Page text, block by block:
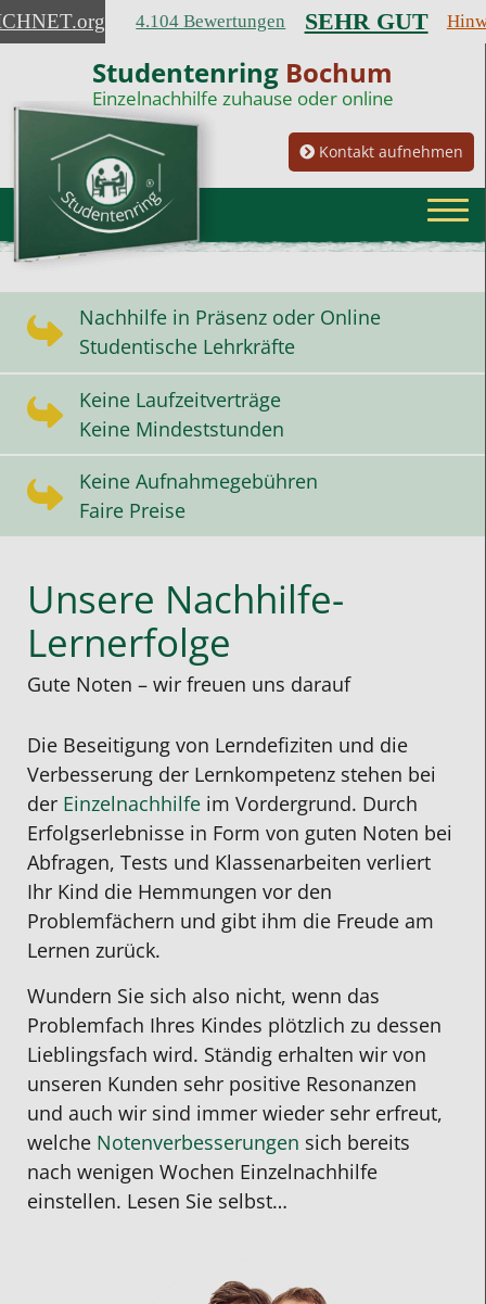
.org 4.104 Bewertungen SEHR GUT
Studentenring Bochum
Einzelnachhilfe zuhause oder online
Kontakt aufnehmen
Nachhilfe in Präsenz oder Online
Studentische Lehrkräfte
Keine Laufzeitverträge
Keine Mindeststunden
Keine Aufnahmegebühren
Faire Preise
Unsere Nachhilfe-
Lernerfolge
Gute Noten – wir freuen uns darauf
Die Beseitigung von Lerndefiziten und die
Verbesserung der Lernkompetenz stehen bei
der Einzelnachhilfe im Vordergrund. Durch
Erfolgserlebnisse in Form von guten Noten bei
Abfragen, Tests und Klassenarbeiten verliert
Ihr Kind die Hemmungen vor den
Problemfächern und gibt ihm die Freude am
Lernen zurück.
Wundern Sie sich also nicht, wenn das
Problemfach Ihres Kindes plötzlich zu dessen
Lieblingsfach wird. Ständig erhalten wir von
unseren Kunden sehr positive Resonanzen
und auch wir sind immer wieder sehr erfreut,
welche Notenverbesserungen sich bereits
nach wenigen Wochen Einzelnachhilfe
einstellen. Lesen Sie selbst…